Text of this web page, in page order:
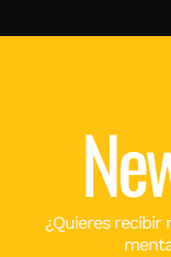
¿Quieres recibir